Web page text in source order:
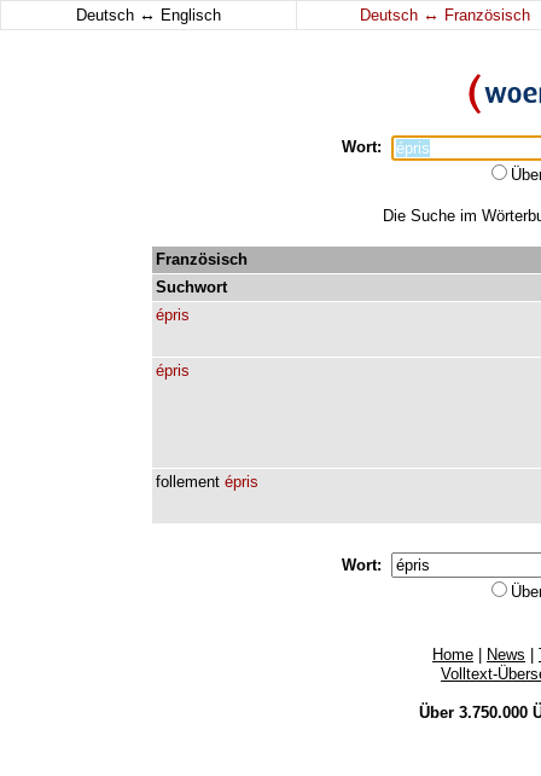
Deutsch ↔ Englisch Deutsch ↔ Französisch
Wort:
Die Suche im
Französisch
Suchwort
épris
épris
follement épris
Wort:
Home News
Volltext-
Über 3.750.000